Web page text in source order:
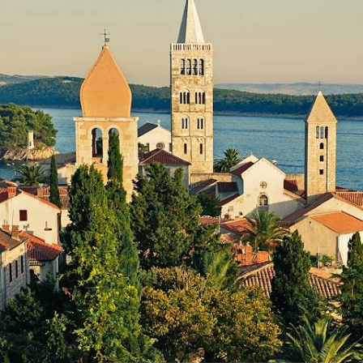
De Krk à Rab, chercher l'aparté en gagnant des îles moins fréquentées
; garder le fil (de l'eau) en rejoignant ensuite Plitvice
9 jours, de 2500 à 3500 €
1 2 3 4 5 6 7 8 9
Le GuideDauphin
Conseils pratiques, témoignages et inspirations pour bien préparer son
voyage